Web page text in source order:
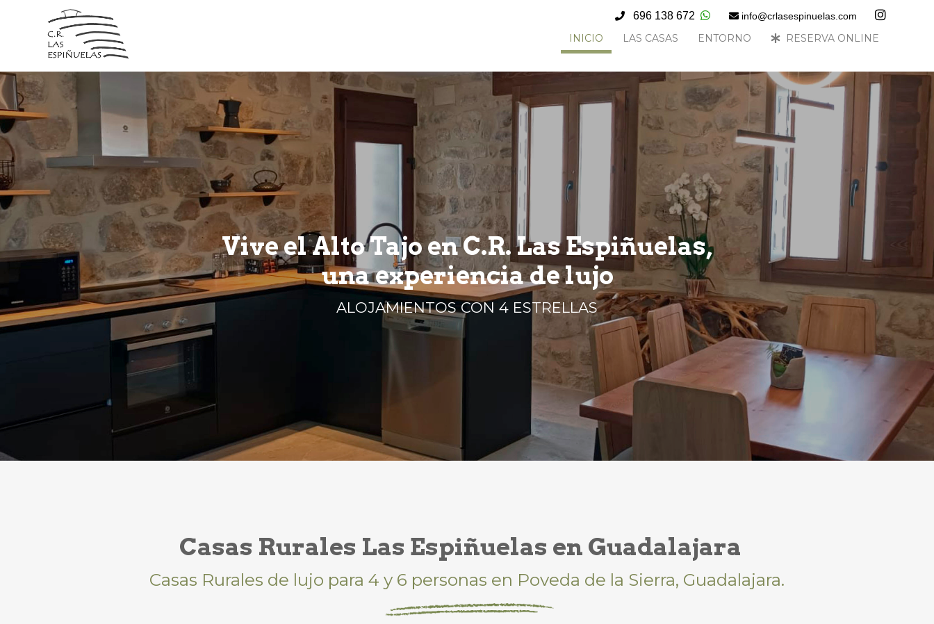
696 138 672 info@crlasespinuelas.com
INICIO LAS CASAS ENTORNO RESERVA ONLINE
Vive el Alto Tajo en C.R. Las Espiñuelas,
una experiencia de lujo
ALOJAMIENTOS CON 4 ESTRELLAS
Casas Rurales Las Espiñuelas en Guadalajara
Casas Rurales de lujo para 4 y 6 personas en Poveda de la Sierra, Guadalajara.